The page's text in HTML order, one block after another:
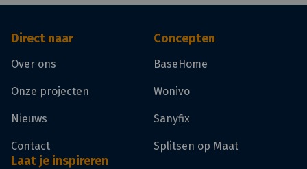
Direct naar
Over ons
Onze projecten
Nieuws
Contact
Concepten
BaseHome
Wonivo
Sanyfix
Splitsen op Maat
Laat je inspireren